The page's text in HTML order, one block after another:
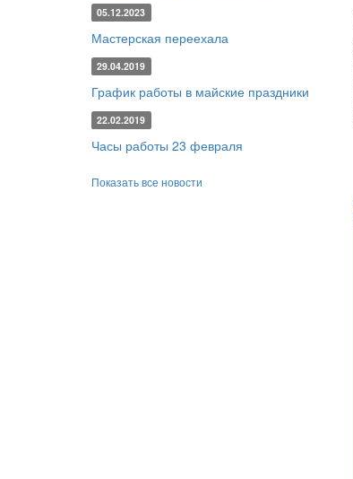
05.12.2023
Мастерская переехала
29.04.2019
График работы в майские праздники
22.02.2019
Часы работы 23 февраля
Показать все новости